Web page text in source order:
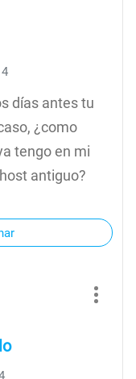
días antes tu
¿como
tengo en mi
antiguo?